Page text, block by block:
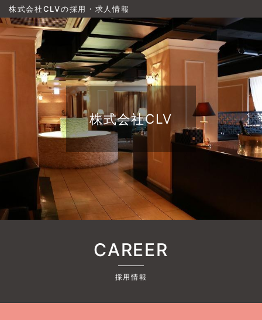
株式会社CLVの採用・求人情報
株式会社CLV
CAREER
採用情報